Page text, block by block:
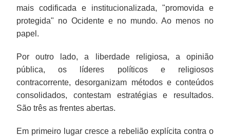
mais codificada e institucionalizada, "promovida e
protegida" no Ocidente e no mundo. Ao menos no
papel.
Por outro lado, a liberdade religiosa, a opinião
pública, os líderes políticos e religiosos
contracorrente, desorganizam métodos e conteúdos
consolidados, contestam estratégias e resultados.
São três as frentes abertas.
Em primeiro lugar cresce a rebelião explícita contra o